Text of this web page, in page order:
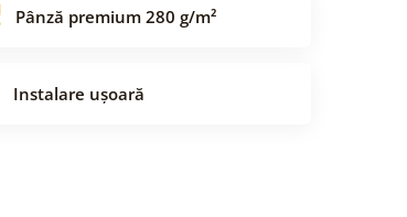
Pânză premium 280 g/m²
Instalare ușoară